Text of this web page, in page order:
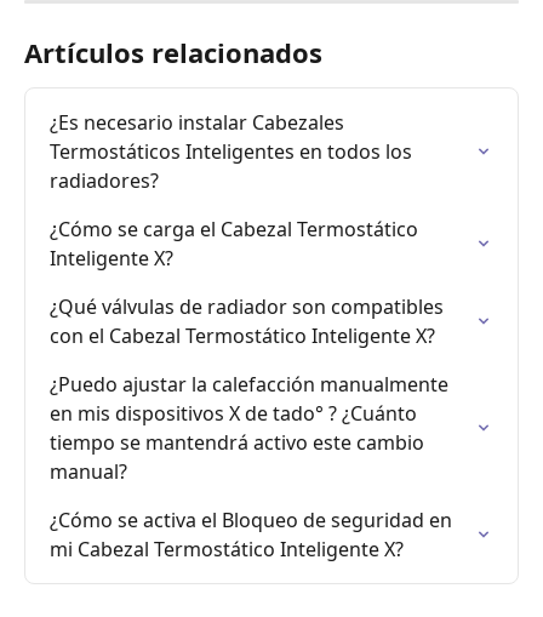
Artículos relacionados
¿Es necesario instalar Cabezales
Termostáticos Inteligentes en todos los
radiadores?
¿Cómo se carga el Cabezal Termostático
Inteligente X?
¿Qué válvulas de radiador son compatibles
con el Cabezal Termostático Inteligente X?
¿Puedo ajustar la calefacción manualmente
en mis dispositivos X de tado° ? ¿Cuánto
tiempo se mantendrá activo este cambio
manual?
¿Cómo se activa el Bloqueo de seguridad en
mi Cabezal Termostático Inteligente X?